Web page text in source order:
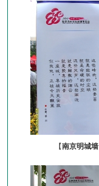
【南京明城墙